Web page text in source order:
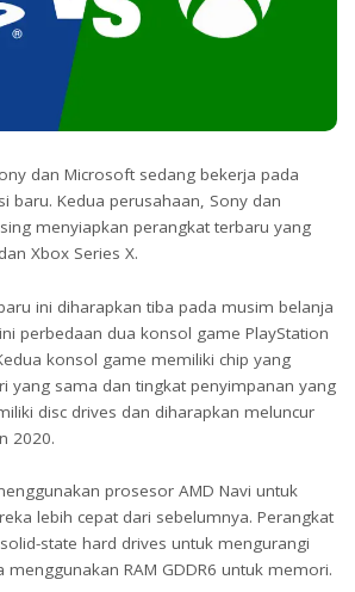
dan Microsoft sedang bekerja pada
baru. Kedua perusahaan, Sony dan
menyiapkan perangkat terbaru yang
Xbox Series X.
ini diharapkan tiba pada musim belanja
perbedaan dua konsol game PlayStation
konsol game memiliki chip yang
yang sama dan tingkat penyimpanan yang
disc drives dan diharapkan meluncur
2020.
prosesor AMD Navi untuk
lebih cepat dari sebelumnya. Perangkat
state hard drives untuk mengurangi
menggunakan RAM GDDR6 untuk memori.